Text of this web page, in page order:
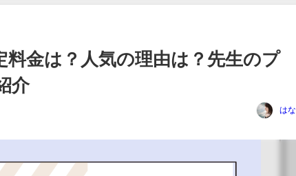
金は？人気の理由は？先生のプ
介
はな